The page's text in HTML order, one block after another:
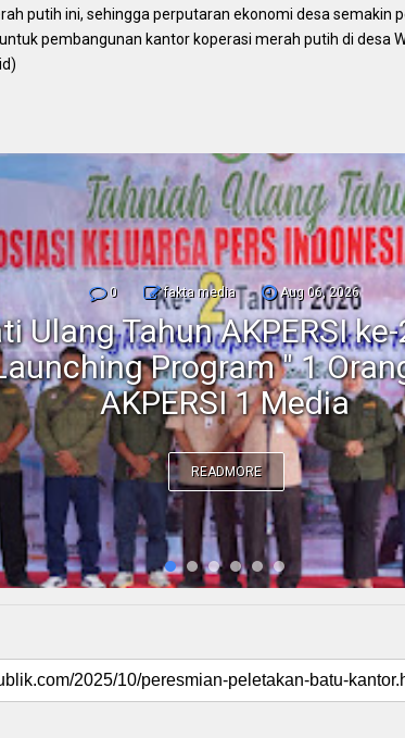
putih ini, sehingga perputaran ekonomi desa semakin
pembangunan kantor koperasi merah putih di desa
0 fakta media Aug 06, 2026
Ulang Tahun AKPERSI
Program " 1
AKPERSI 1 Media
READMORE